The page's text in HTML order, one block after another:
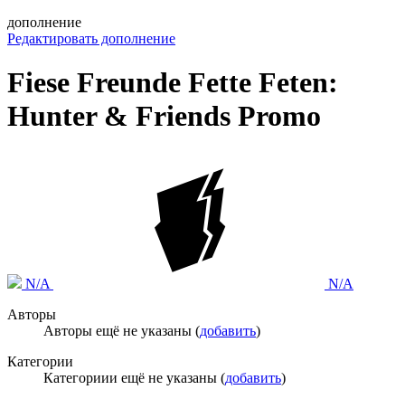
дополнение
Редактировать дополнение
Fiese Freunde Fette Feten:
Hunter & Friends Promo
N/A
N/A
Авторы
Авторы ещё не указаны (добавить)
Категории
Категориии ещё не указаны (добавить)